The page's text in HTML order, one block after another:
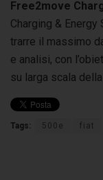
Free2move
Charging &
trarre il massimo
e analisi, con
su larga scala
Tags: 500e fiat